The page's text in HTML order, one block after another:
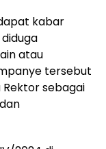
kabar
atau
tersebut
Rektor sebagai